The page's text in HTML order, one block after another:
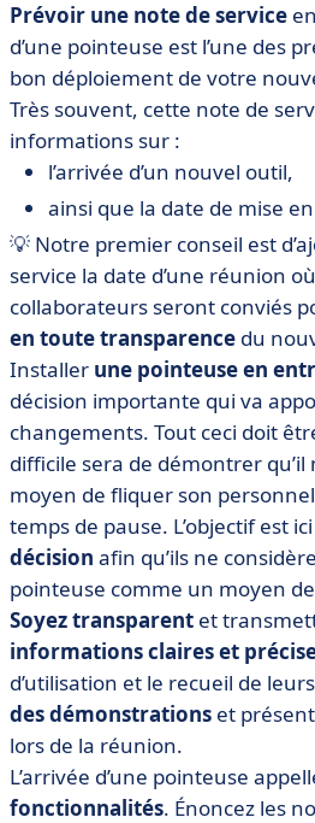
Prévoir une note de service
d’une pointeuse est l’une des
bon déploiement de votre
Très souvent, cette note de
informations sur :
l’arrivée d’un nouvel outil,
ainsi que la date de mise
💡 Notre premier conseil est
service la date d’une réunion
collaborateurs seront conviés
en toute transparence du
Installer une pointeuse en
décision importante qui va
changements. Tout ceci doit
difficile sera de démontrer qu’il
moyen de fliquer son
temps de pause. L’objectif est
décision afin qu’ils ne
pointeuse comme un moyen
Soyez transparent et
informations claires et
d’utilisation et le recueil de
des démonstrations et
lors de la réunion.
L’arrivée d’une pointeuse
fonctionnalités. Énoncez les